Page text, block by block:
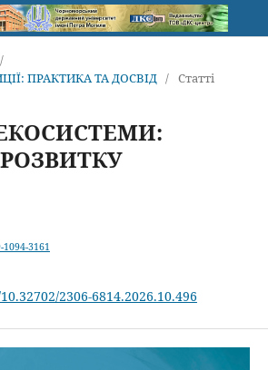
/
ПРАКТИКА ТА ДОСВІД / Статті
3161
2306-6814.2026.10.496